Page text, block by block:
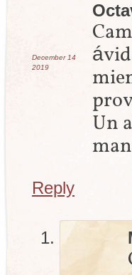
December 14
2019
Un
Reply